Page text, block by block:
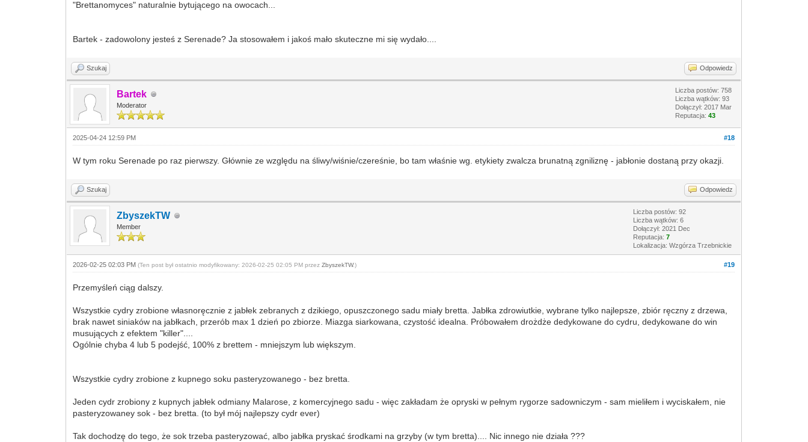
"Brettanomyces" naturalnie bytującego na owocach...
Bartek - zadowolony jesteś z Serenade? Ja stosowałem i jakoś mało skuteczne mi się wydało....
Szukaj Odpowiedz
Bartek
Moderator
Liczba postów: 758
Liczba wątków: 93
Dołączył: 2017 Mar
Reputacja:43
#18
2025-04-24 12:59 PM
W tym roku Serenade po raz pierwszy. Głównie ze względu na śliwy/wiśnie/czereśnie, bo tam właśnie wg. etykiety zwalcza brunatną zgniliznę - jabłonie dostaną przy okazji.
Szukaj Odpowiedz
ZbyszekTW
Member
Liczba postów: 92
Liczba wątków: 6
Dołączył: 2021 Dec
Reputacja:7
Lokalizacja: Wzgórza Trzebnickie
#19
2026-02-25 02:03 PM(Ten post był ostatnio modyfikowany: 2026-02-25 02:05 PM przezZbyszekTW.)
Przemyśleń ciąg dalszy.
Wszystkie cydry zrobione własnoręcznie z jabłek zebranych z dzikiego, opuszczonego sadu miały bretta. Jabłka zdrowiutkie, wybrane tylko najlepsze, zbiór ręczny z drzewa,
brak nawet siniaków na jabłkach, przerób max 1 dzień po zbiorze. Miazga siarkowana, czystość idealna. Próbowałem drożdże dedykowane do cydru, dedykowane do win
musujących z efektem "killer"....
Ogólnie chyba 4 lub 5 podejść, 100% z brettem - mniejszym lub większym.
Wszystkie cydry zrobione z kupnego soku pasteryzowanego - bez bretta.
Jeden cydr zrobiony z kupnych jabłek odmiany Malarose, z komercyjnego sadu - więc zakładam że opryski w pełnym rygorze sadowniczym - sam mieliłem i wyciskałem, nie
pasteryzowaney sok - bez bretta. (to był mój najlepszy cydr ever)
Tak dochodzę do tego, że sok trzeba pasteryzować, albo jabłka pryskać środkami na grzyby (w tym bretta).... Nic innego nie działa ???